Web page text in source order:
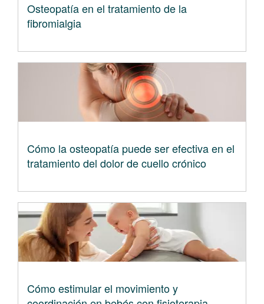
Osteopatía en el tratamiento de la
fibromialgia
Cómo la osteopatía puede ser efectiva en el
tratamiento del dolor de cuello crónico
Cómo estimular el movimiento y